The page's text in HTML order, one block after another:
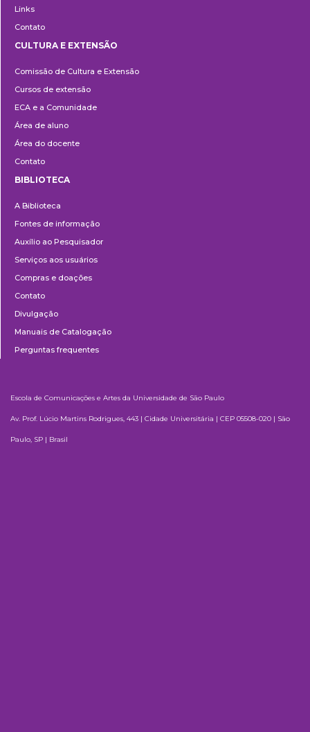
Links
Contato
e
Extensão
CULTURA E EXTENSÃO
Comissão de Cultura e Extensão
Cursos de extensão
ECA e a Comunidade
Área de aluno
Área do docente
Contato
BIBLIOTECA
A Biblioteca
Fontes de informação
Auxílio ao Pesquisador
Serviços aos usuários
Compras e doações
Contato
Divulgação
Manuais de Catalogação
Perguntas frequentes
Escola de Comunicações e Artes da Universidade de São Paulo
Av. Prof. Lúcio Martins Rodrigues, 443 | Cidade Universitária | CEP 05508-020 | São
Paulo, SP | Brasil